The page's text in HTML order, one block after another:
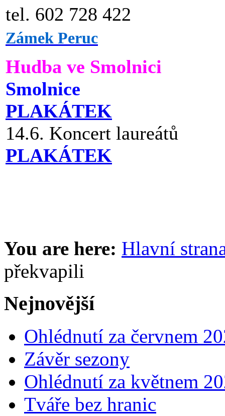
tel. 602 728 422
Zámek Peruc
Hudba ve Smolnici
Smolnice
PLAKÁTEK
14.6. Koncert laureátů
PLAKÁTEK
You are here: Hlavní
překvapili
Nejnovější
Ohlédnutí za červnem
Závěr sezony
Ohlédnutí za květnem
Tváře bez hranic